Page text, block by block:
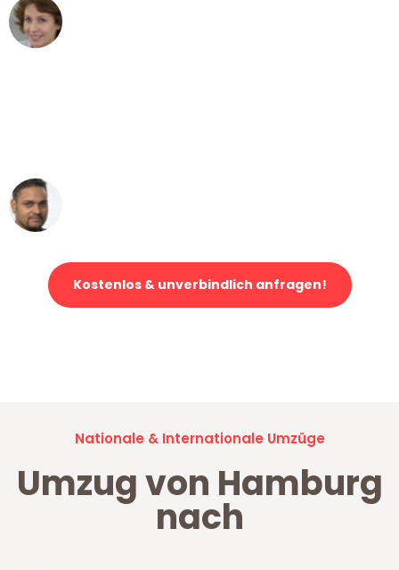
Kostenlos & unverbindlich anfragen!
Nationale & Internationale Umzüge
Umzug von Hamburg
nach